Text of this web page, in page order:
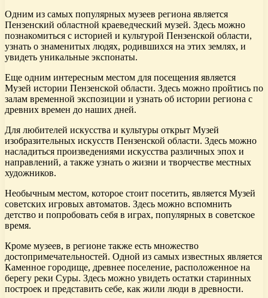
Одним из самых популярных музеев региона является
Пензенский областной краеведческий музей. Здесь можно
познакомиться с историей и культурой Пензенской области,
узнать о знаменитых людях, родившихся на этих землях, и
увидеть уникальные экспонаты.
Еще одним интересным местом для посещения является
Музей истории Пензенской области. Здесь можно пройтись по
залам временной экспозиции и узнать об истории региона с
древних времен до наших дней.
Для любителей искусства и культуры открыт Музей
изобразительных искусств Пензенской области. Здесь можно
насладиться произведениями искусства различных эпох и
направлений, а также узнать о жизни и творчестве местных
художников.
Необычным местом, которое стоит посетить, является Музей
советских игровых автоматов. Здесь можно вспомнить
детство и попробовать себя в играх, популярных в советское
время.
Кроме музеев, в регионе также есть множество
достопримечательностей. Одной из самых известных является
Каменное городище, древнее поселение, расположенное на
берегу реки Суры. Здесь можно увидеть остатки старинных
построек и представить себе, как жили люди в древности.